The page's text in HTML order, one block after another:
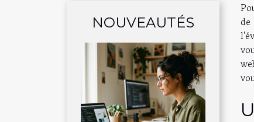
NOUVEAUTÉS